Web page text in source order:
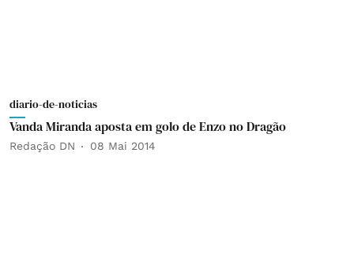
diario-de-noticias
Vanda Miranda aposta em golo de Enzo no Dragão
Redação DN 08 Mai 2014